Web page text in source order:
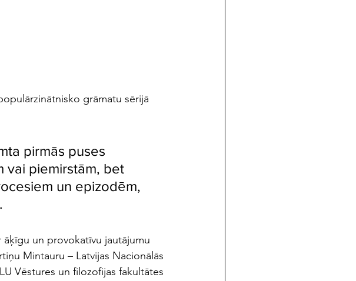
grāmatu sērijā
pirmās puses
vai piemirstām, bet
un epizodēm,
āķīgu un provokatīvu jautājumu
Mintauru – Latvijas Nacionālās
Vēstures un filozofijas fakultātes